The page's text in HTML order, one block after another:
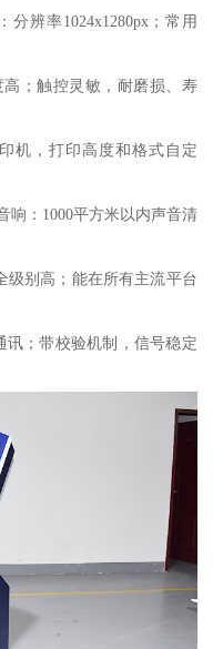
辨率1024x1280px；常用
；触控灵敏，耐磨损、寿
机，打印高度和格式自定
响：1000平方米以内声音清
级别高；能在所有主流平台
讯；带校验机制，信号稳定